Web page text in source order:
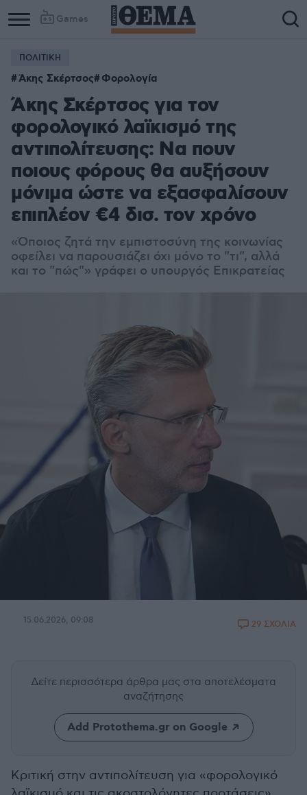
Games
ΠΟΛΙΤΙΚΗ
Άκης Σκέρτσος Φορολογία
Άκης Σκέρτσος για τον
φορολογικό λαϊκισμό της
αντιπολίτευσης: Να πουν
ποιους φόρους θα αυξήσουν
μόνιμα ώστε να εξασφαλίσουν
επιπλέον €4 δισ. τον χρόνο
«Όποιος ζητά την εμπιστοσύνη της κοινωνίας
οφείλει να παρουσιάζει όχι μόνο το "τι", αλλά
και το "πώς"» γράφει ο υπουργός Επικρατείας
15.06.2026, 09:08 29 ΣΧΟΛΙΑ
Δείτε περισσότερα άρθρα μας στα αποτελέσματα
αναζήτησης
Add Protothema.gr on Google
Κριτική στην αντιπολίτευση για «φορολογικό